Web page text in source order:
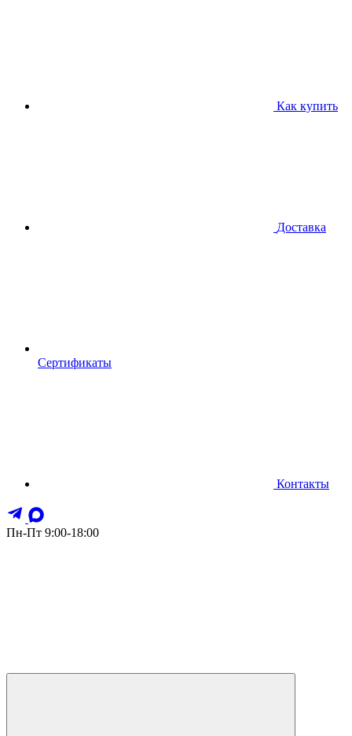
Как купить
Доставка
Сертификаты
Контакты
Пн-Пт 9:00-18:00